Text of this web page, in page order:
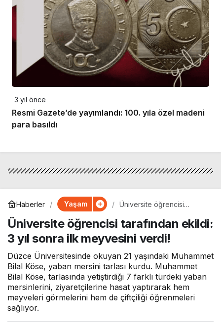
3 yıl önce
Resmi Gazete’de yayımlandı: 100. yıla özel madeni
para basıldı
Haberler Yaşam
Üniversite öğrencisi
ilk meyvesini verdi!
Üniversite öğrencisi tarafından ekildi:
3 yıl sonra ilk meyvesini verdi!
Düzce Üniversitesinde okuyan 21 yaşındaki Muhammet
Bilal Köse, yaban mersini tarlası kurdu. Muhammet
Bilal Köse, tarlasında yetiştirdiği 7 farklı türdeki yaban
mersinlerini, ziyaretçilerine hasat yaptırarak hem
meyveleri görmelerini hem de çiftçiliği öğrenmeleri
sağlıyor.